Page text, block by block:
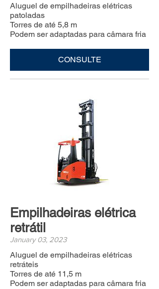
Aluguel de empilhadeiras elétricas
patoladas
Torres de até 5,8 m
Podem ser adaptadas para câmara fria
CONSULTE
Empilhadeiras elétrica
retrátil
January 03, 2023
Aluguel de empilhadeiras elétricas
retráteis
Torres de até 11,5 m
Podem ser adaptadas para câmara fria